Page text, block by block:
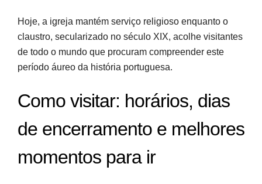
Hoje, a igreja mantém serviço religioso enquanto o
claustro, secularizado no século XIX, acolhe visitantes
de todo o mundo que procuram compreender este
período áureo da história portuguesa.
Como visitar: horários, dias
de encerramento e melhores
momentos para ir